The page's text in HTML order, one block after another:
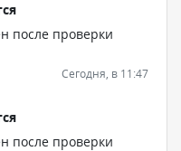
после проверки
Сегодня, в 11:47
после проверки